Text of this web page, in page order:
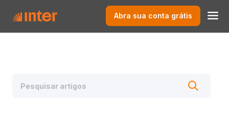
Abra sua conta grátis